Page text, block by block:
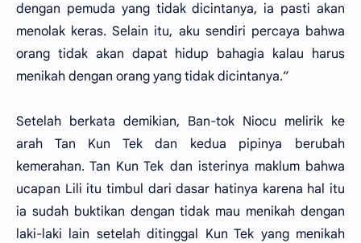
dengan pemuda yang tidak dicintanya, ia pasti akan
menolak keras. Selain itu, aku sendiri percaya bahwa
orang tidak akan dapat hidup bahagia kalau harus
menikah dengan orang yang tidak dicintanya.”
Setelah berkata demikian, Ban-tok Niocu melirik ke
arah Tan Kun Tek dan kedua pipinya berubah
kemerahan. Tan Kun Tek dan isterinya maklum bahwa
ucapan Lili itu timbul dari dasar hatinya karena hal itu
ia sudah buktikan dengan tidak mau menikah dengan
laki-laki lain setelah ditinggal Kun Tek yang menikah